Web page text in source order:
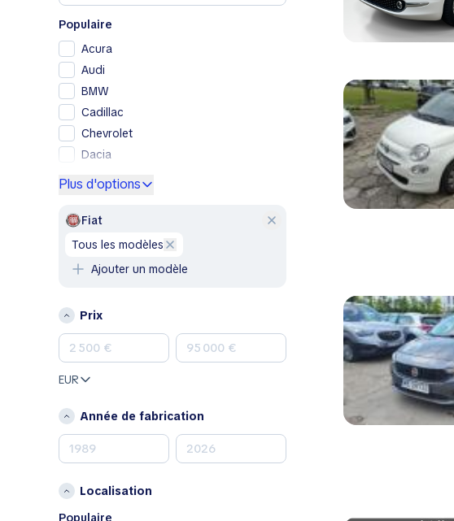
Populaire
Acura
Audi
BMW
Cadillac
Chevrolet
Dacia
GMC
Honda
Land Rover
Lexus
Mazda
Mercedes-Benz
Opel
Porsche
RAM
Plus d'options
Fiat
tous les modèles
Ajouter un modèle
Prix
EUR
Année de fabrication
Localisation
Populaire